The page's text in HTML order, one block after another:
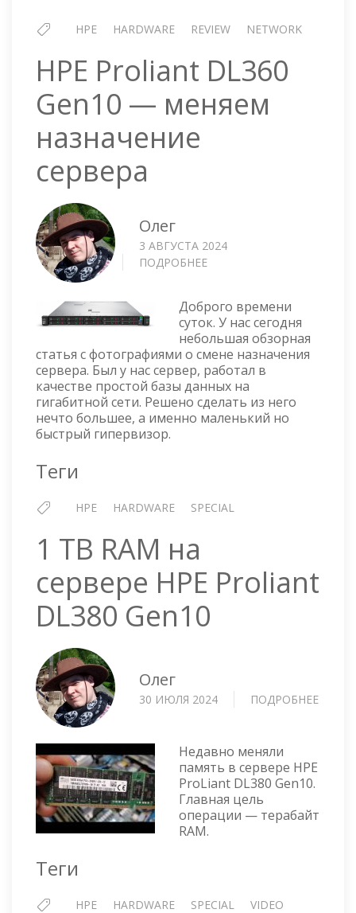
HPE HARDWARE REVIEW NETWORK
HPE Proliant DL360
Gen10 — меняем
назначение
сервера
Олег
3 АВГУСТА 2024
ПОДРОБНЕЕ
DL360
GEN10
—
МЕНЯЕМ
НАЗНАЧЕНИЕ
СЕРВЕРА
Доброго времени
суток. У нас сегодня
небольшая обзорная
статья с фотографиями о смене назначения
сервера. Был у нас сервер, работал в
качестве простой базы данных на
гигабитной сети. Решено сделать из него
нечто большее, а именно маленький но
быстрый гипервизор.
Теги
HPE HARDWARE SPECIAL
1 TB RAM на
сервере HPE Proliant
DL380 Gen10
Олег
30 ИЮЛЯ 2024 ПОДРОБНЕЕ
Недавно меняли
память в сервере HPE
ProLiant DL380 Gen10.
Главная цель
операции — терабайт
RAM.
Теги
HPE HARDWARE SPECIAL VIDEO